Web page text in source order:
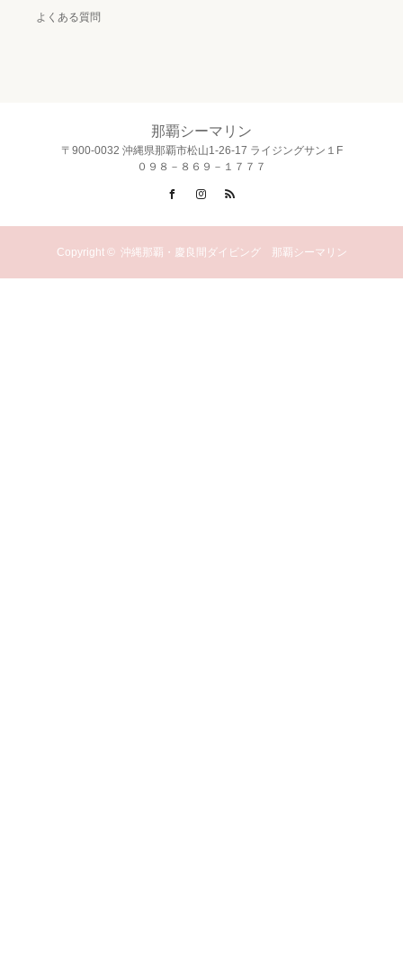
よくある質問
那覇シーマリン
〒900-0032 沖縄県那覇市松山1-26-17 ライジングサン１F
０９８－８６９－１７７７
FacebookInstagram
Copyright © 沖縄那覇・慶良間ダイビング 那覇シーマリン